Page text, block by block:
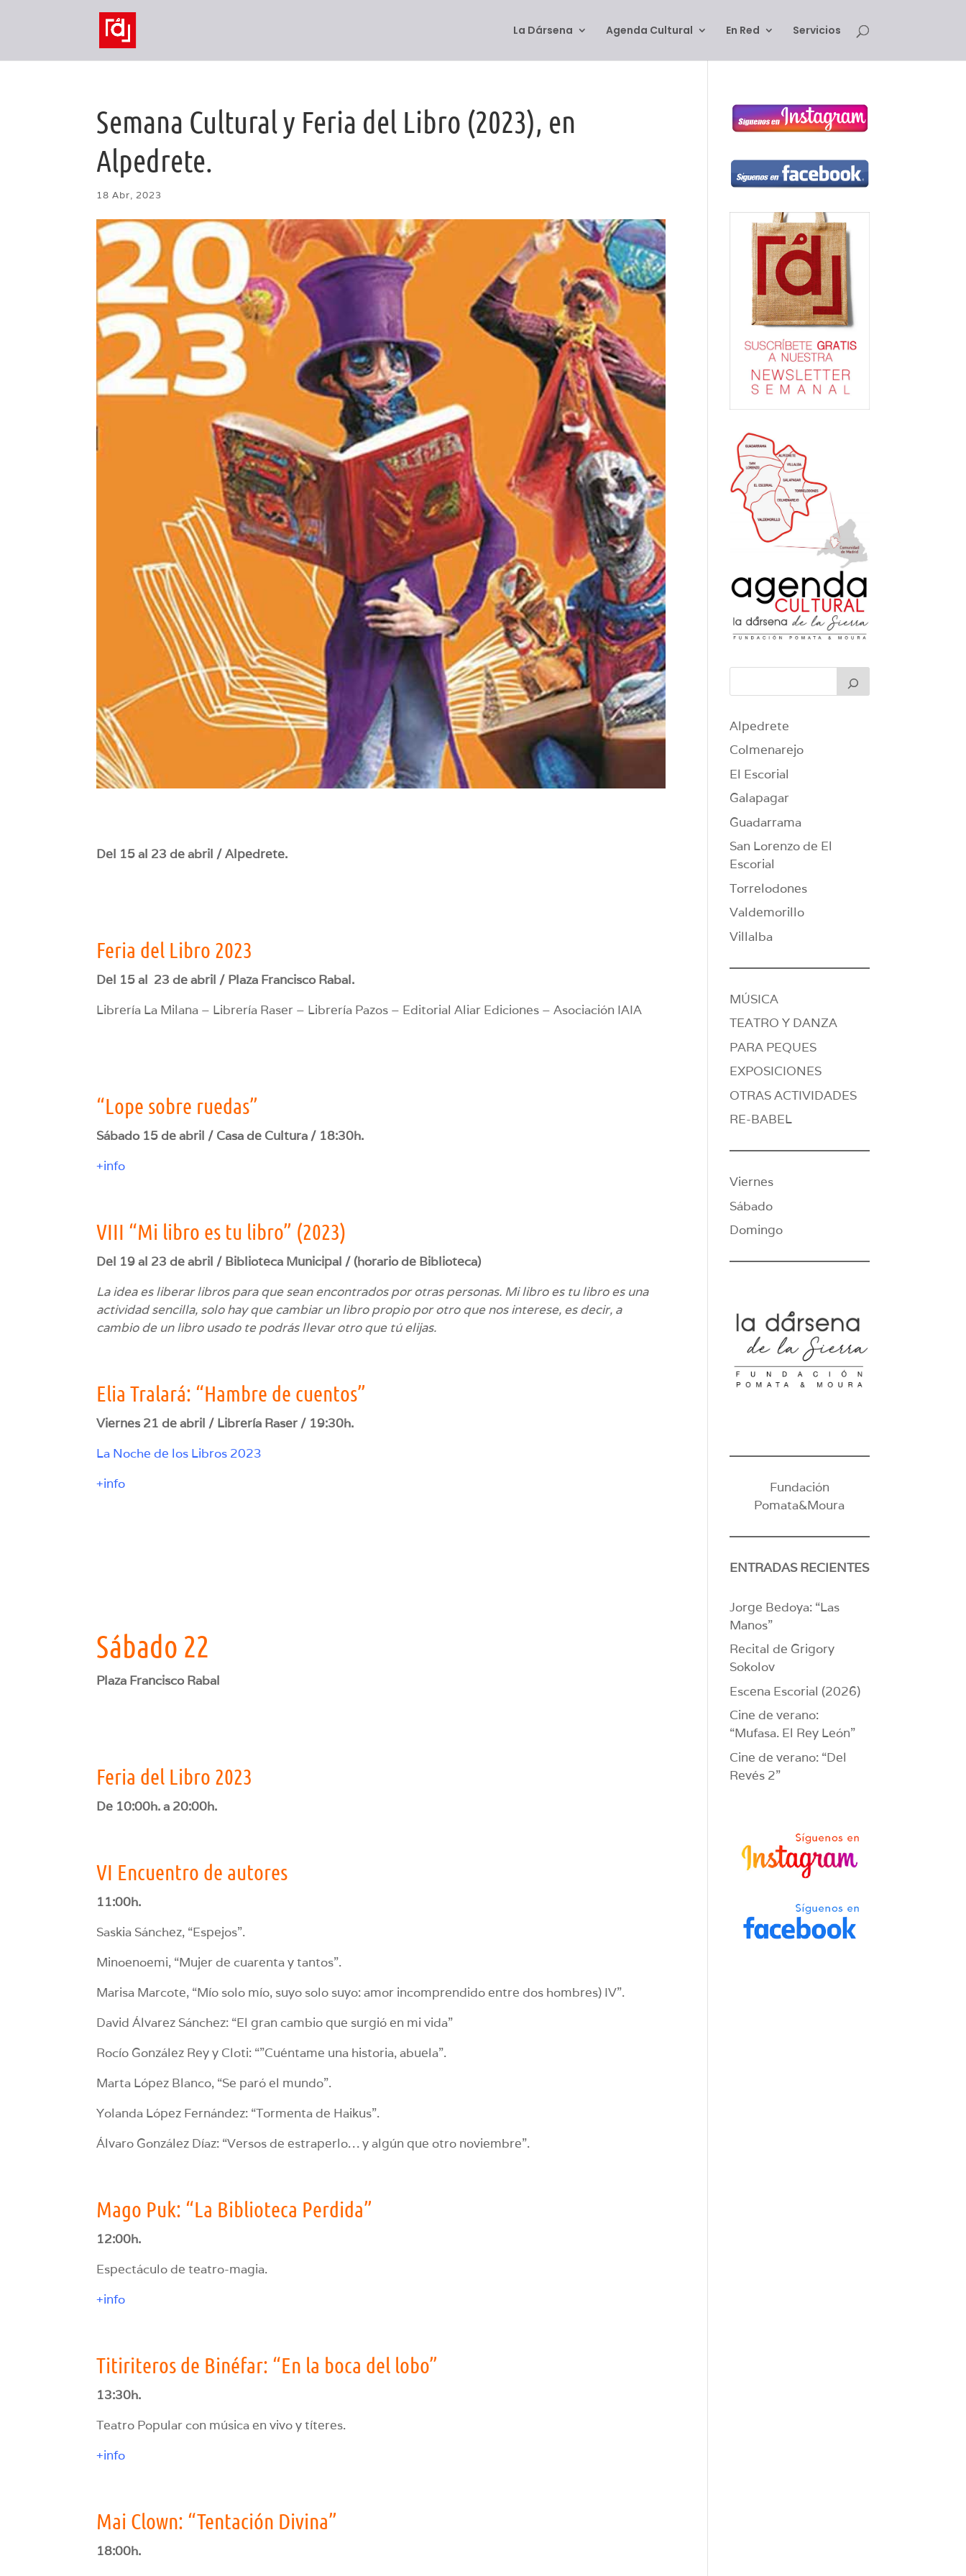
La Dársena Agenda Cultural En Red Servicios
Semana Cultural y Feria del Libro (2023), en
Alpedrete.
18 Abr, 2023
Del 15 al 23 de abril / Alpedrete.
Feria del Libro 2023
Del 15 al 23 de abril / Plaza Francisco Rabal.
Librería La Milana – Librería Raser – Librería Pazos – Editorial Aliar Ediciones – Asociación IAIA
“Lope sobre ruedas”
Sábado 15 de abril / Casa de Cultura / 18:30h.
+info
VIII “Mi libro es tu libro” (2023)
Del 19 al 23 de abril / Biblioteca Municipal / (horario de Biblioteca)
La idea es liberar libros para que sean encontrados por otras personas. Mi libro es tu libro es una
actividad sencilla, solo hay que cambiar un libro propio por otro que nos interese, es decir, a
cambio de un libro usado te podrás llevar otro que tú elijas.
Elia Tralará: “Hambre de cuentos”
Viernes 21 de abril / Librería Raser / 19:30h.
La Noche de los Libros 2023
+info
Sábado 22
Plaza Francisco Rabal
Feria del Libro 2023
De 10:00h. a 20:00h.
VI Encuentro de autores
11:00h.
Saskia Sánchez, “Espejos”.
Minoenoemi, “Mujer de cuarenta y tantos”.
Marisa Marcote, “Mío solo mío, suyo solo suyo: amor incomprendido entre dos hombres) IV”.
David Álvarez Sánchez: “El gran cambio que surgió en mi vida”
Rocío González Rey y Cloti: “”Cuéntame una historia, abuela”.
Marta López Blanco, “Se paró el mundo”.
Yolanda López Fernández: “Tormenta de Haikus”.
Álvaro González Díaz: “Versos de estraperlo… y algún que otro noviembre”.
Mago Puk: “La Biblioteca Perdida”
12:00h.
Espectáculo de teatro-magia.
+info
Titiriteros de Binéfar: “En la boca del lobo”
13:30h.
Teatro Popular con música en vivo y títeres.
+info
Mai Clown: “Tentación Divina”
18:00h.
Alpedrete
Colmenarejo
El Escorial
Galapagar
Guadarrama
San Lorenzo de El
Escorial
Torrelodones
Valdemorillo
Villalba
MÚSICA
TEATRO Y DANZA
PARA PEQUES
EXPOSICIONES
OTRAS ACTIVIDADES
RE-BABEL
Viernes
Sábado
Domingo
Fundación
Pomata&Moura
ENTRADAS RECIENTES
Jorge Bedoya: “Las
Manos”
Recital de Grigory
Sokolov
Escena Escorial (2026)
Cine de verano:
“Mufasa. El Rey León”
Cine de verano: “Del
Revés 2”